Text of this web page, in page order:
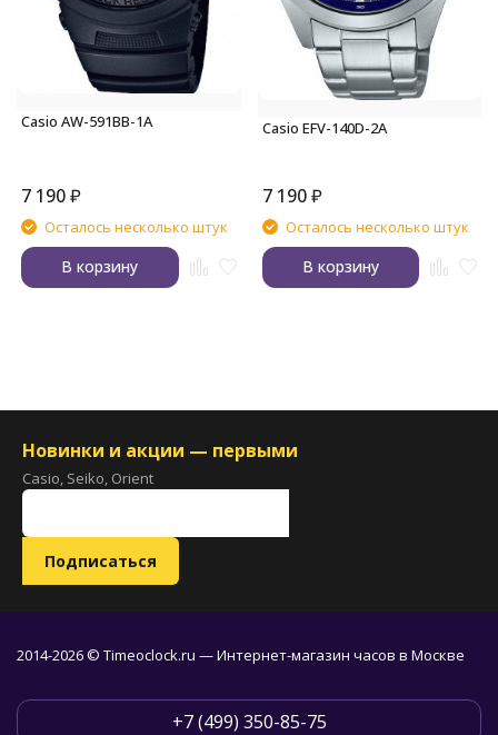
Casio AW-591BB-1A
7 190₽
Осталось несколько штук
В корзину
Casio EFV-140D-2A
7 190 ₽
Осталось несколько штук
В корзину
Новинки и акции — первыми
Casio, Seiko, Orient
2014-2026 © Timeoclock.ru — Интернет-магазин часов в Москве
+7 (499) 350-85-75